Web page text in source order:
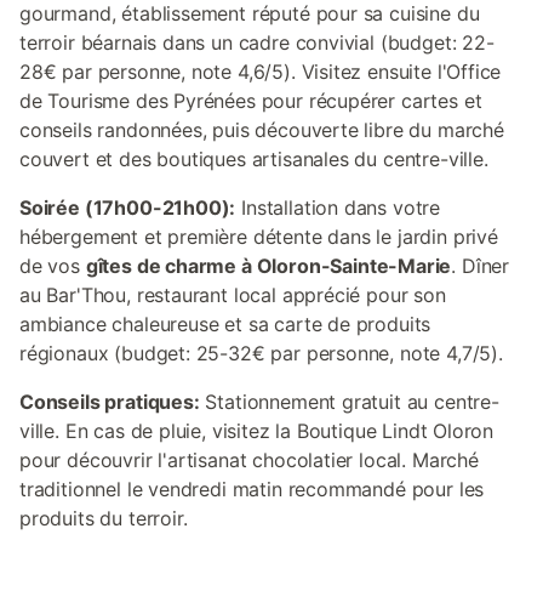
gourmand, établissement réputé pour sa cuisine du
terroir béarnais dans un cadre convivial (budget: 22-
28€ par personne, note 4,6/5). Visitez ensuite l'Office
de Tourisme des Pyrénées pour récupérer cartes et
conseils randonnées, puis découverte libre du marché
couvert et des boutiques artisanales du centre-ville.
Soirée (17h00-21h00): Installation dans votre
hébergement et première détente dans le jardin privé
de vos gîtes de charme à Oloron-Sainte-Marie. Dîner
au Bar'Thou, restaurant local apprécié pour son
ambiance chaleureuse et sa carte de produits
régionaux (budget: 25-32€ par personne, note 4,7/5).
Conseils pratiques: Stationnement gratuit au centre-
ville. En cas de pluie, visitez la Boutique Lindt Oloron
pour découvrir l'artisanat chocolatier local. Marché
traditionnel le vendredi matin recommandé pour les
produits du terroir.